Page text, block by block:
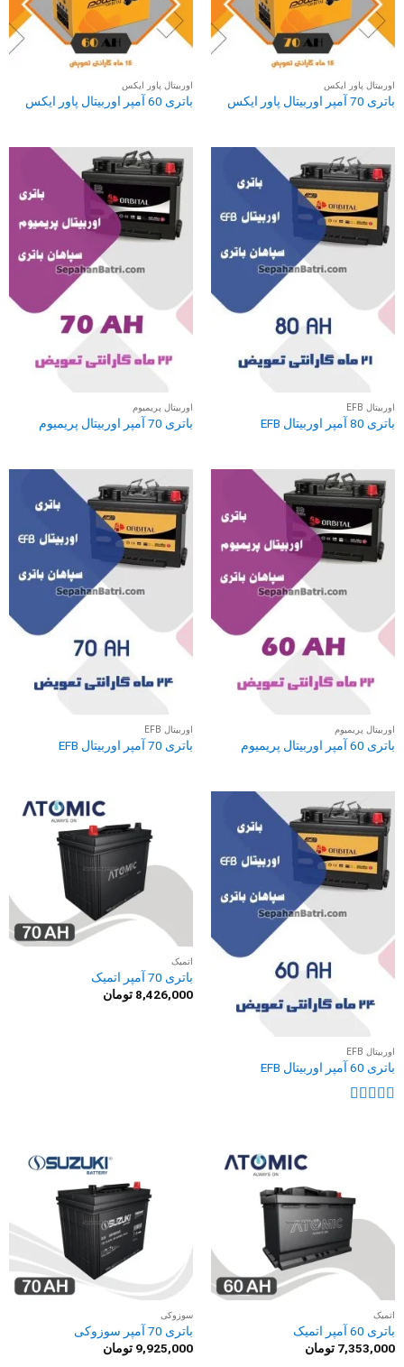
اوربیتال پاور ایکس
باتری 70 آمپر اوربیتال پاور ایکس
اوربیتال پاور ایکس
باتری 60 آمپر اوربیتال پاور ایکس
اوربیتال EFB
باتری 80 آمپر اوربیتال EFB
اوربیتال پریمیوم
باتری 70 آمپر اوربیتال پریمیوم
اوربیتال پریمیوم
باتری 60 آمپر اوربیتال پریمیوم
اوربیتال EFB
باتری 70 آمپر اوربیتال EFB
اوربیتال EFB
باتری 60 آمپر اوربیتال EFB
اتمیک
باتری 70 آمپر اتمیک
8,426,000 تومان
اتمیک
باتری 60 آمپر اتمیک
7,353,000 تومان
سوزوکی
باتری 70 آمپر سوزوکی
9,925,000 تومان